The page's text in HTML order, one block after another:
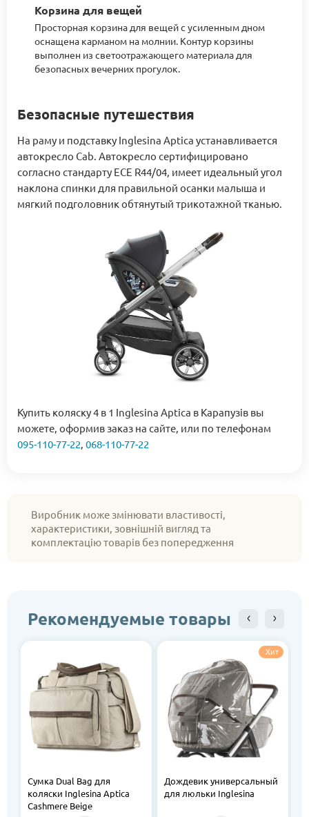
Корзина для вещей
Просторная корзина для вещей с усиленным дном
оснащена карманом на молнии. Контур корзины
выполнен из светоотражающего материала для
безопасных вечерних прогулок.
Безопасные путешествия
На раму и подставку Inglesina Aptica устанавливается
автокресло Cab. Автокресло сертифицировано
согласно стандарту ECE R44/04, имеет идеальный угол
наклона спинки для правильной осанки малыша и
мягкий подголовник обтянутый трикотажной тканью.
Купить коляску 4 в 1 Inglesina Aptica в Карапузів вы
можете, оформив заказ на сайте, или по телефонам
095-110-77-22 068-110-77-22
Виробник може змінювати властивості,
характеристики, зовнішній вигляд та
комплектацію товарів без попередження
Рекомендуемые товары
Сумка Dual Bag для
коляски Inglesina Aptica
Cashmere Beige
Хит
Дождевик универсальный
для люльки Inglesina